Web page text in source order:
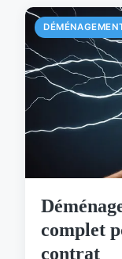
complet
contrat